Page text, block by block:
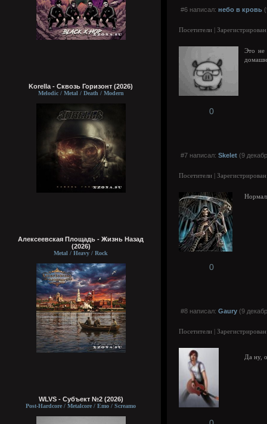
Korella - Сквозь Горизонт (2026)
Melodic / Metal / Death / Modern
Алексеевская Площадь - Жизнь Назад
(2026)
Metal / Heavy / Rock
WLVS - Субъект №2 (2026)
Post-Hardcore / Metalcore / Emo / Screamo
#6 написал: небо в кровь
Посетители |
Это не
0
#7 написал: Skelet (9
Посетители |
0
#8 написал: Gaury (9
Посетители |
Да ну,